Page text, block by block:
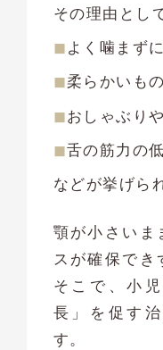
その理由とし
よく噛まず
柔らかいも
おしゃぶり
舌の筋力の
などが挙げら
顎が小さいま
スが確保でき
そこで、小
長」を促す
す。